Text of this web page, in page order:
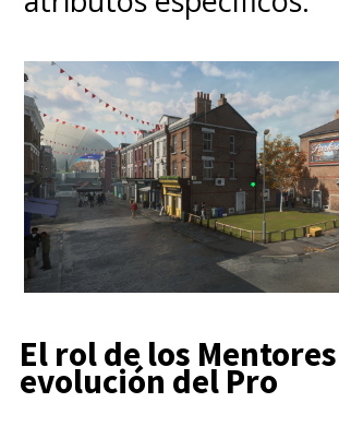
El rol de los
evolución del Pro